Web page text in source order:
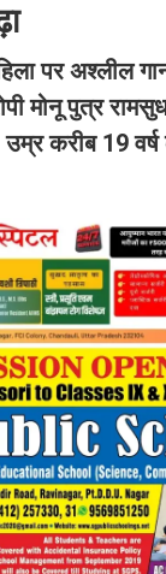
पर अश्लील
मोनू पुत्र
करीब 19 वर्ष